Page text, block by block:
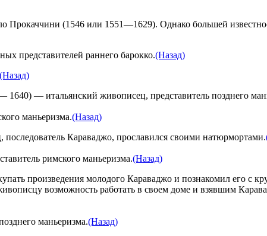
(1546 или 1551—1629). Однако большей
представителей раннего барокко.(Назад)
(Назад)
— итальянский живописец, представитель позднего
маньеризма.(Назад)
Караваджо, прославился своими натюрмортами.
римского маньеризма.(Назад)
произведения молодого Караваджо и познакомил его с
возможность работать в своем доме и взявшим
маньеризма.(Назад)